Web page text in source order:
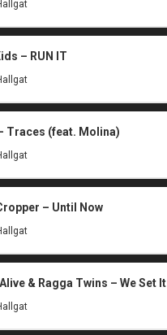
– RUN IT
Traces (feat. Molina)
– Until Now
& Ragga Twins – We Set It